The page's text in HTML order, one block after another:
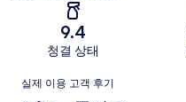
9.4
청결 상태
이
실제 이용 고객 후기